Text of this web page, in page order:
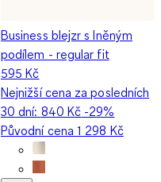
Business blejzr s lněným
podílem - regular fit
595 Kč
Nejnižší cena za posledních
30 dní: 840 Kč -29%
Původní cena1 298 Kč